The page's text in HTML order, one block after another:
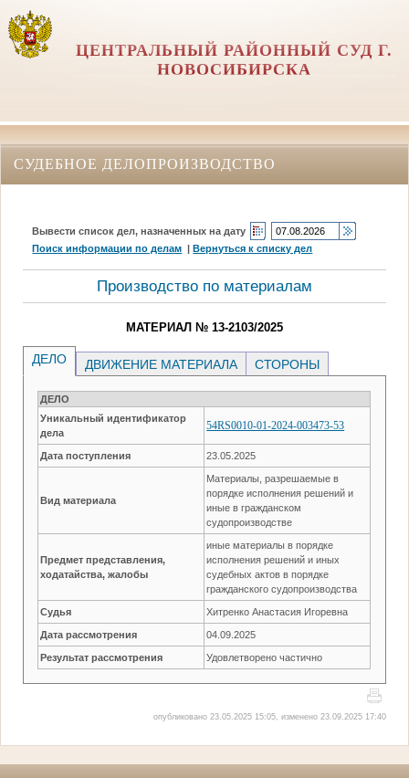
ЦЕНТРАЛЬНЫЙ РАЙОННЫЙ СУД Г.
НОВОСИБИРСКА
СУДЕБНОЕ ДЕЛОПРОИЗВОДСТВО
Вывести список дел, назначенных на дату
Поиск информации по делам |Вернуться к списку дел
Производство по материалам
МАТЕРИАЛ № 13-2103/2025
ДЕЛО ДВИЖЕНИЕ МАТЕРИАЛА СТОРОНЫ
ДЕЛО
Уникальный идентификатор
дела
54RS0010-01-2024-003473-53
Дата поступления 23.05.2025
Вид материала
Материалы, разрешаемые в
порядке исполнения решений и
иные в гражданском
судопроизводстве
Предмет представления,
ходатайства, жалобы
иные материалы в порядке
исполнения решений и иных
судебных актов в порядке
гражданского судопроизводства
Судья Хитренко Анастасия Игоревна
Дата рассмотрения 04.09.2025
Результат рассмотрения Удовлетворено частично
опубликовано 23.05.2025 15:05, изменено 23.09.2025 17:40